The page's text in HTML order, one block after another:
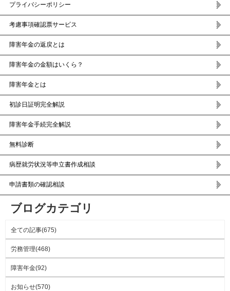
プライバシーポリシー
考慮事項確認票サービス
障害年金の返戻とは
障害年金の金額はいくら？
障害年金とは
初診日証明完全解説
障害年金手続完全解説
無料診断
病歴就労状況等申立書作成相談
申請書類の確認相談
ブログカテゴリ
全ての記事(675)
労務管理(468)
障害年金(92)
お知らせ(570)